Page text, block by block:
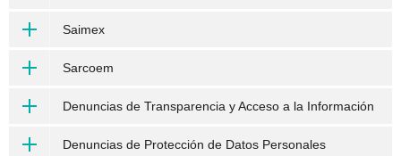
Saimex
Sarcoem
Denuncias de Transparencia y Acceso a la Información
Denuncias de Protección de Datos Personales